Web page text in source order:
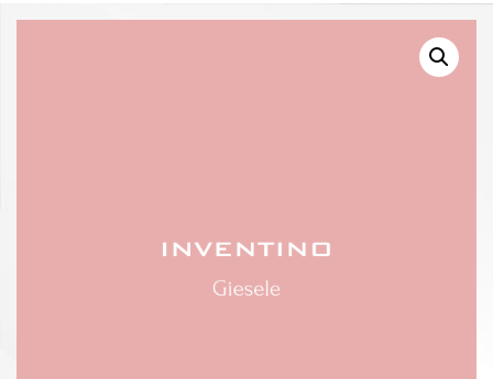
-25 % a webshopban! Kupon: summer25